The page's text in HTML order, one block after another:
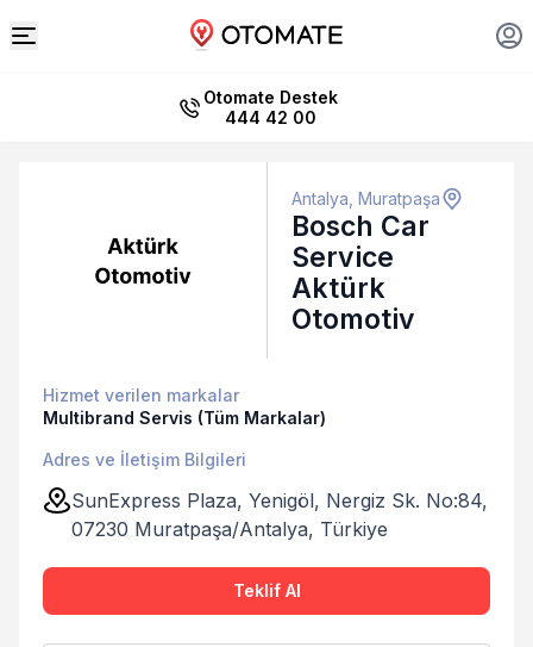
Otomate Destek
444 42 00
Antalya, Muratpaşa
Bosch Car
Service
Aktürk
Otomotiv
Hizmet verilen markalar
Multibrand Servis (Tüm Markalar)
Adres ve İletişim Bilgileri
SunExpress Plaza, Yenigöl, Nergiz Sk. No:84,
07230 Muratpaşa/Antalya, Türkiye
Teklif Al